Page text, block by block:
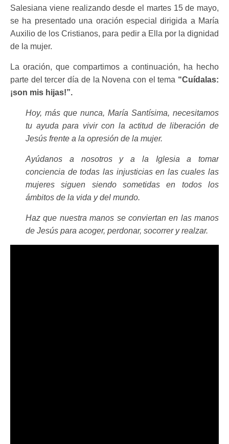
Salesiana viene realizando desde el martes 15 de mayo,
se ha presentado una oración especial dirigida a María
Auxilio de los Cristianos, para pedir a Ella por la dignidad
de la mujer.
La oración, que compartimos a continuación, ha hecho
parte del tercer día de la Novena con el tema “Cuídalas:
¡son mis hijas!”.
Hoy, más que nunca, María Santísima, necesitamos
tu ayuda para vivir con la actitud de liberación de
Jesús frente a la opresión de la mujer.
Ayúdanos a nosotros y a la Iglesia a tomar
conciencia de todas las injusticias en las cuales las
mujeres siguen siendo sometidas en todos los
ámbitos de la vida y del mundo.
Haz que nuestra manos se conviertan en las manos
de Jesús para acoger, perdonar, socorrer y realzar.